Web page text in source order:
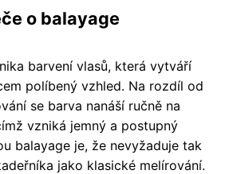
o balayage
barvení vlasů, která vytváří
políbený vzhled. Na rozdíl od
se barva nanáší ručně na
vzniká jemný a postupný
balayage je, že nevyžaduje tak
jako klasické melírování.